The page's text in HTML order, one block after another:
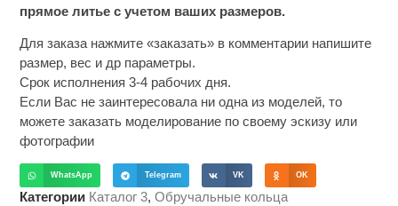
прямое литье с учетом ваших размеров.
Для заказа нажмите «заказать» в комментарии напишите
размер, вес и др параметры.
Срок исполнения 3-4 рабочих дня.
Если Вас не заинтересовала ни одна из моделей, то
можете заказать моделирование по своему эскизу или
фотографии
WhatsApp Telegram VK OK
Категории Каталог 3,Обручальные кольца